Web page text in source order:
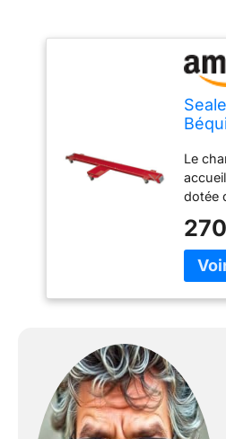
Le
dotée
les
à